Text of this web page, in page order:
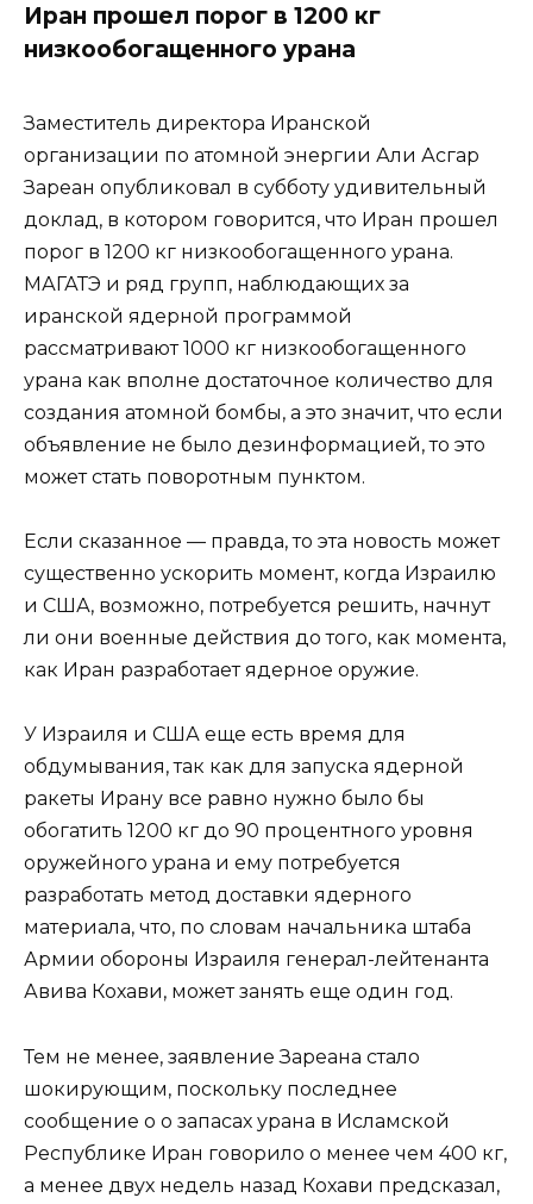
Иран прошел порог в 1200 кг
низкообогащенного урана
Заместитель директора Иранской
организации по атомной энергии Али Асгар
Зареан опубликовал в субботу удивительный
доклад, в котором говорится, что Иран прошел
порог в 1200 кг низкообогащенного урана.
МАГАТЭ и ряд групп, наблюдающих за
иранской ядерной программой
рассматривают 1000 кг низкообогащенного
урана как вполне достаточное количество для
создания атомной бомбы, а это значит, что если
объявление не было дезинформацией, то это
может стать поворотным пунктом.
Если сказанное — правда, то эта новость может
существенно ускорить момент, когда Израилю
и США, возможно, потребуется решить, начнут
ли они военные действия до того, как момента,
как Иран разработает ядерное оружие.
У Израиля и США еще есть время для
обдумывания, так как для запуска ядерной
ракеты Ирану все равно нужно было бы
обогатить 1200 кг до 90 процентного уровня
оружейного урана и ему потребуется
разработать метод доставки ядерного
материала, что, по словам начальника штаба
Армии обороны Израиля генерал-лейтенанта
Авива Кохави, может занять еще один год.
Тем не менее, заявление Зареана стало
шокирующим, поскольку последнее
сообщение о о запасах урана в Исламской
Республике Иран говорило о менее чем 400 кг,
а менее двух недель назад Кохави предсказал,